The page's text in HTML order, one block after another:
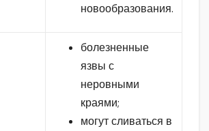
новообразования.
болезненные
язвы с
неровными
краями;
могут сливаться в